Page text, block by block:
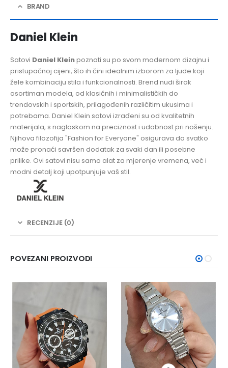
BRAND
Daniel Klein
Satovi Daniel Kleinpoznati su po svom modernom dizajnu i
pristupačnoj cijeni, što ih čini idealnim izborom za ljude koji
žele kombinaciju stila i funkcionalnosti. Brend nudi širok
asortiman modela, od klasičnih i minimalističkih do
trendovskih i sportskih, prilagođenih različitim ukusima i
potrebama. Daniel Klein satovi izrađeni su od kvalitetnih
materijala, s naglaskom na preciznost i udobnost pri nošenju.
Njihova filozofija "Fashion for Everyone" osigurava da svatko
može pronaći savršen dodatak za svaki dan ili posebne
prilike. Ovi satovi nisu samo alat za mjerenje vremena, već i
modni detalj koji upotpunjuje vaš stil.
RECENZIJE (0)
POVEZANI PROIZVODI